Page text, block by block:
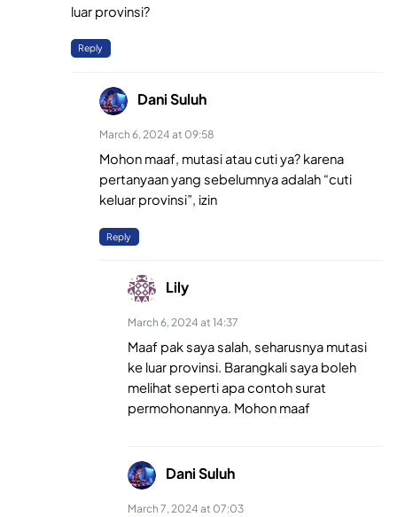
luar provinsi?
Reply
Dani Suluh
March 6, 2024 at 09:58
Mohon maaf, mutasi atau cuti ya? karena
pertanyaan yang sebelumnya adalah “cuti
keluar provinsi”, izin
Reply
Lily
March 6, 2024 at 14:37
Maaf pak saya salah, seharusnya mutasi
ke luar provinsi. Barangkali saya boleh
melihat seperti apa contoh surat
permohonannya. Mohon maaf
Dani Suluh
March 7, 2024 at 07:03